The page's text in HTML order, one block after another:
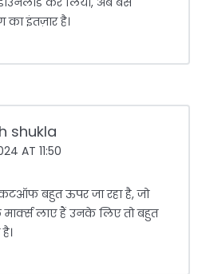
का इंतज़ार है।
shukla
AT 11:50
बहुत ऊपर जा रहा है, जो
लाए हैं उनके लिए तो बहुत